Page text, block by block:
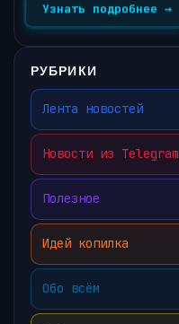
Узнать подробнее →
РУБРИКИ
Лента новостей
Новости из Telegram
Полезное
Идей копилка
Обо всём